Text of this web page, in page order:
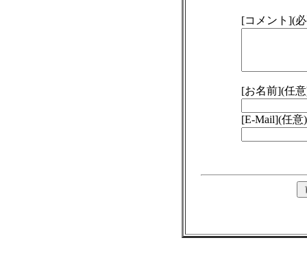
[コメント](
[お名前](任
[E-Mail](任意)